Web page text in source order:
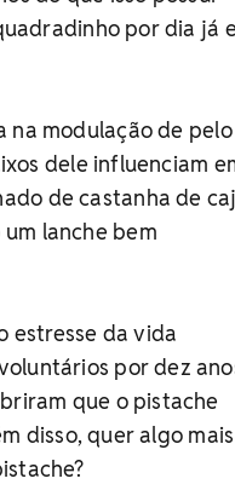
por dia já
na modulação de pelo
dele influenciam
de castanha de
lanche bem
estresse da vida
por dez
que o pistache
disso, quer algo mais